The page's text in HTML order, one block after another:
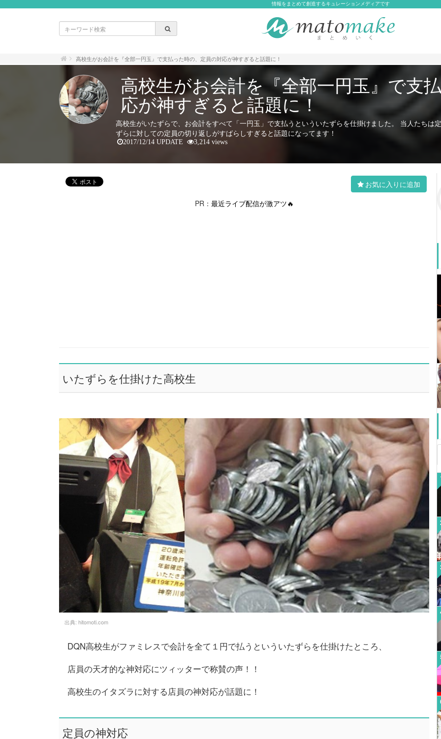
情報をまとめて創造するキュレーションメディアです
高校生がお会計を『全部一円玉』で支払った時の、定員の対応が神すぎると話題に！
高校生がお会計を『全部一円玉』で支
応が神すぎると話題に！
高校生がいたずらで、お会計をすべて「一円玉」で支払うといういたずらを仕掛けました。 当人たちは
ずらに対しての定員の切り返しがすばらしすぎると話題になってます！
2017/12/14 UPDATE 3,214 views
お気に入りに追加
PR： 最近ライブ配信が激アツ🔥
いたずらを仕掛けた高校生
出典: hitomoti.com
DQN高校生がファミレスで会計を全て１円で払うといういたずらを仕掛けたところ、
店員の天才的な神対応にツィッターで称賛の声！！
高校生のイタズラに対する店員の神対応が話題に！
定員の神対応